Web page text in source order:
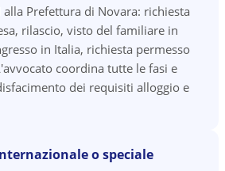
alla Prefettura di Novara: richiesta
rilascio, visto del familiare in
in Italia, richiesta permesso
coordina tutte le fasi e
dei requisiti alloggio e
o speciale